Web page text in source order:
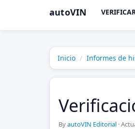
autoVIN
Inicio Informes de
ByautoVIN Editorial ·